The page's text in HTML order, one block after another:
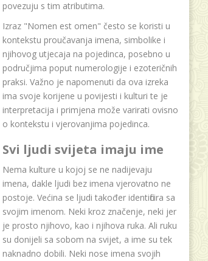
povezuju s tim atributima.
Izraz "Nomen est omen" često se koristi u
kontekstu proučavanja imena, simbolike i
njihovog utjecaja na pojedinca, posebno u
područjima poput numerologije i ezoteričnih
praksi. Važno je napomenuti da ova izreka
ima svoje korijene u povijesti i kulturi te je
interpretacija i primjena može varirati ovisno
o kontekstu i vjerovanjima pojedinca.
Svi ljudi svijeta imaju ime
Nema kulture u kojoj se ne nadijevaju
imena, dakle ljudi bez imena vjerovatno ne
postoje. Većina se ljudi također identificira sa
svojim imenom. Neki kroz značenje, neki jer
je prosto njihovo, kao i njihova ruka. Ali ruku
su donijeli sa sobom na svijet, a ime su tek
naknadno dobili. Neki nose imena svojih